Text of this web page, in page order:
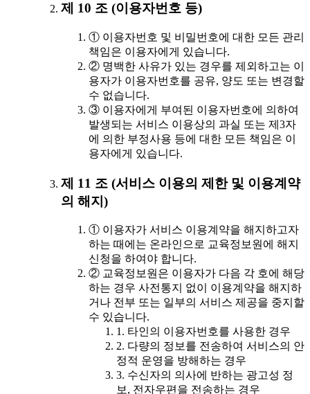
제 10 조 (이용자번호 등)
① 이용자번호 및 비밀번호에 대한 모든 관리
책임은 이용자에게 있습니다.
② 명백한 사유가 있는 경우를 제외하고는 이
용자가 이용자번호를 공유, 양도 또는 변경할
수 없습니다.
③ 이용자에게 부여된 이용자번호에 의하여
발생되는 서비스 이용상의 과실 또는 제3자
에 의한 부정사용 등에 대한 모든 책임은 이
용자에게 있습니다.
제 11 조 (서비스 이용의 제한 및 이용계약
의 해지)
① 이용자가 서비스 이용계약을 해지하고자
하는 때에는 온라인으로 교육정보원에 해지
신청을 하여야 합니다.
② 교육정보원은 이용자가 다음 각 호에 해당
하는 경우 사전통지 없이 이용계약을 해지하
거나 전부 또는 일부의 서비스 제공을 중지할
수 있습니다.
1. 타인의 이용자번호를 사용한 경우
2. 다량의 정보를 전송하여 서비스의 안
정적 운영을 방해하는 경우
3. 수신자의 의사에 반하는 광고성 정
보, 전자우편을 전송하는 경우